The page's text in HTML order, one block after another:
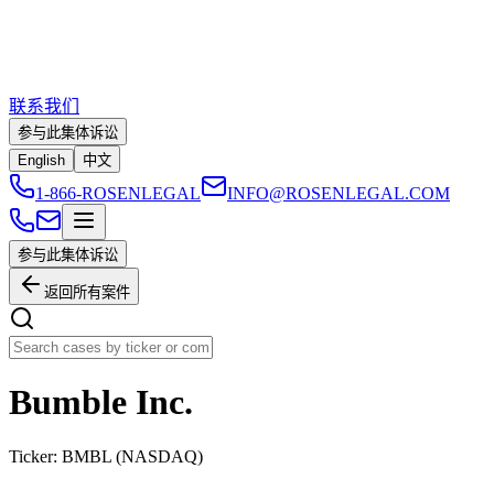
联系我们
参与此集体诉讼
English
中文
1-866-ROSENLEGAL INFO@ROSENLEGAL.COM
参与此集体诉讼
返回所有案件
Bumble Inc.
Ticker: BMBL (NASDAQ)